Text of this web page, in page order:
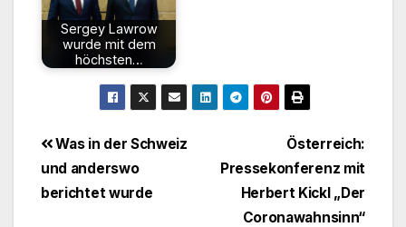
Sergey Lawrow
wurde mit dem
höchsten…
BeitragsnavigationÖsterreich:
Pressekonferenz mit
Herbert Kickl „Der
Coronawahnsinn“
Was in der Schweiz
und anderswo
berichtet wurde